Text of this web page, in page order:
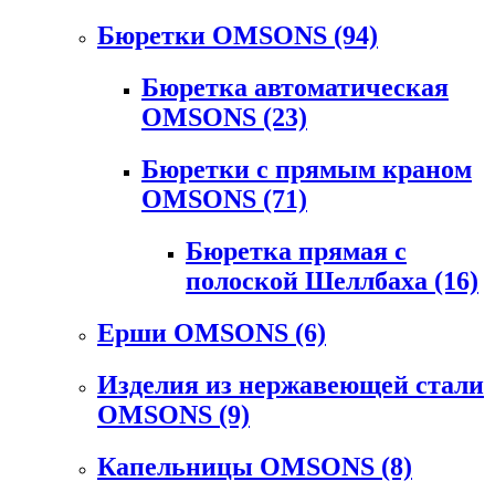
Бюретки OMSONS (94)
Бюретка автоматическая
OMSONS (23)
Бюретки с прямым краном
OMSONS (71)
Бюретка прямая с
полоской Шеллбаха (16)
Ерши OMSONS (6)
Изделия из нержавеющей стали
OMSONS (9)
Капельницы OMSONS (8)